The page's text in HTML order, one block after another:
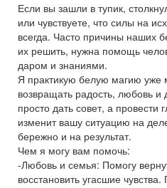
Если вы зашли в тупик,
или чувствуете, что силы на
всегда. Часто причины наших
их решить, нужна помощь
даром и знаниями.
Я практикую белую магию
возвращать радость, любовь
просто дать совет, а провести
изменит вашу ситуацию на
бережно и на результат.
Чем я могу вам помочь:
-Любовь и семья: Помогу
восстановить угасшие